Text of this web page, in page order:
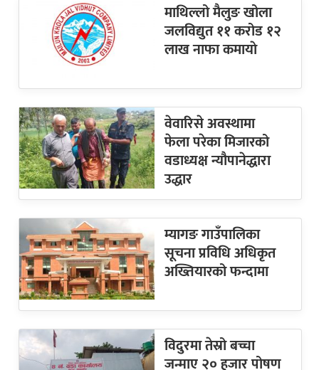
माथिल्लो मैलुङ खोला
जलविद्युत ११ करोड १२
लाख नाफा कमायाे
वेवारिसे अवस्थामा
फेला परेका मिजारको
वडाध्यक्ष न्यौपानेद्धारा
उद्धार
म्यागङ गाउँपालिका
सूचना प्रविधि अधिकृत
अख्तियारको फन्दामा
विदुरमा तेस्रो बच्चा
जन्माए २० हजार पोषण